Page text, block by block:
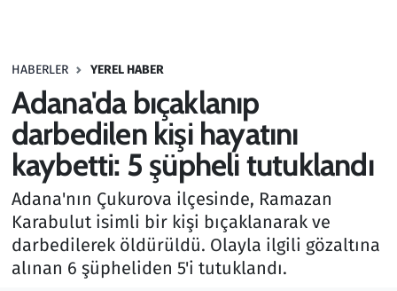
HABERLER YEREL HABER
Adana'da bıçaklanıp
darbedilen kişi hayatını
kaybetti: 5 şüpheli tutuklandı
Adana'nın Çukurova ilçesinde, Ramazan
Karabulut isimli bir kişi bıçaklanarak ve
darbedilerek öldürüldü. Olayla ilgili gözaltına
alınan 6 şüpheliden 5'i tutuklandı.
Haber
Kültür Sanat
Kurumsal Haberler
Lezzet Durağı
Memur ve Kamu